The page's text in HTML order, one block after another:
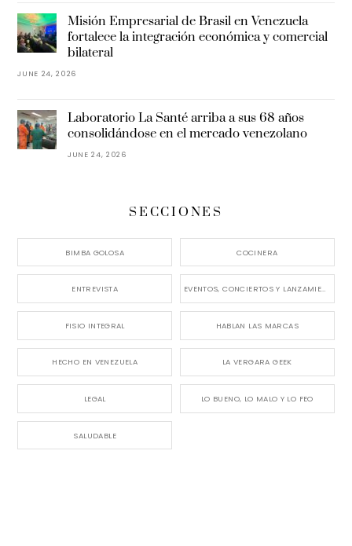
Misión Empresarial de Brasil en Venezuela
fortalece la integración económica y comercial
bilateral
JUNE 24, 2026
Laboratorio La Santé arriba a sus 68 años
consolidándose en el mercado venezolano
JUNE 24, 2026
SECCIONES
BIMBA GOLOSA COCINERA
ENTREVISTA EVENTOS, CONCIERTOS Y LANZAMIENTOS
FISIO INTEGRAL HABLAN LAS MARCAS
HECHO EN VENEZUELA LA VERGARA GEEK
LEGAL LO BUENO, LO MALO Y LO FEO
SALUDABLE